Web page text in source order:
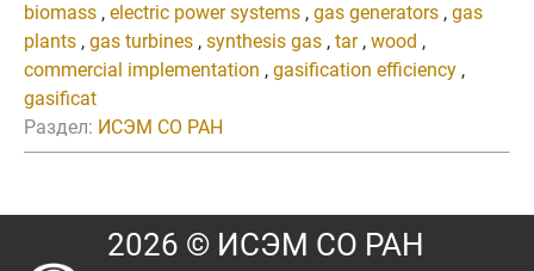
biomass , electric power systems , gas generators , gas
plants , gas turbines , synthesis gas , tar, wood ,
commercial implementation , gasification efficiency ,
gasificat
Раздел: ИСЭМ СО РАН
2026 © ИСЭМ СО РАН